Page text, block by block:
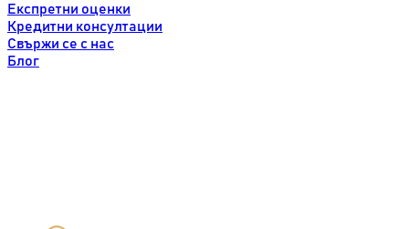
Експретни оценки
Кредитни консултации
Свържи се с нас
Блог